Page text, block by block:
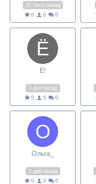
22 часа назад
0
0 0
Ё!
3 дня назад
0
0 0
Ольга_
2 дня назад
0
0 0